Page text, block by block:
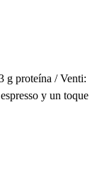
g proteína / Venti:
y un toque